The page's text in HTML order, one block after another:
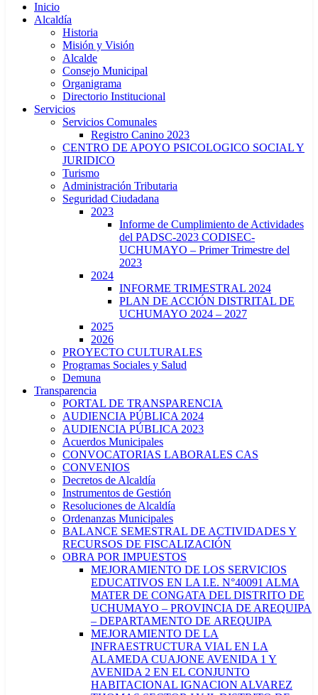
Inicio
Alcaldía
Historia
Misión y Visión
Alcalde
Consejo Municipal
Organigrama
Directorio Institucional
Servicios
Servicios Comunales
Registro Canino 2023
CENTRO DE APOYO PSICOLOGICO SOCIAL Y
JURIDICO
Turismo
Administración Tributaria
Seguridad Ciudadana
2023
Informe de Cumplimiento de Actividades
del PADSC-2023 CODISEC-
UCHUMAYO – Primer Trimestre del
2023
2024
INFORME TRIMESTRAL 2024
PLAN DE ACCIÓN DISTRITAL DE
UCHUMAYO 2024 – 2027
2025
2026
PROYECTO CULTURALES
Programas Sociales y Salud
Demuna
Transparencia
PORTAL DE TRANSPARENCIA
AUDIENCIA PÚBLICA 2024
AUDIENCIA PÚBLICA 2023
Acuerdos Municipales
CONVOCATORIAS LABORALES CAS
CONVENIOS
Decretos de Alcaldía
Instrumentos de Gestión
Resoluciones de Alcaldía
Ordenanzas Municipales
BALANCE SEMESTRAL DE ACTIVIDADES Y
RECURSOS DE FISCALIZACIÓN
OBRA POR IMPUESTOS
MEJORAMIENTO DE LOS SERVICIOS
EDUCATIVOS EN LA I.E. N°40091 ALMA
MATER DE CONGATA DEL DISTRITO DE
UCHUMAYO – PROVINCIA DE AREQUIPA
– DEPARTAMENTO DE AREQUIPA
MEJORAMIENTO DE LA
INFRAESTRUCTURA VIAL EN LA
ALAMEDA CUAJONE AVENIDA 1 Y
AVENIDA 2 EN EL CONJUNTO
HABITACIONAL IGNACION ALVAREZ